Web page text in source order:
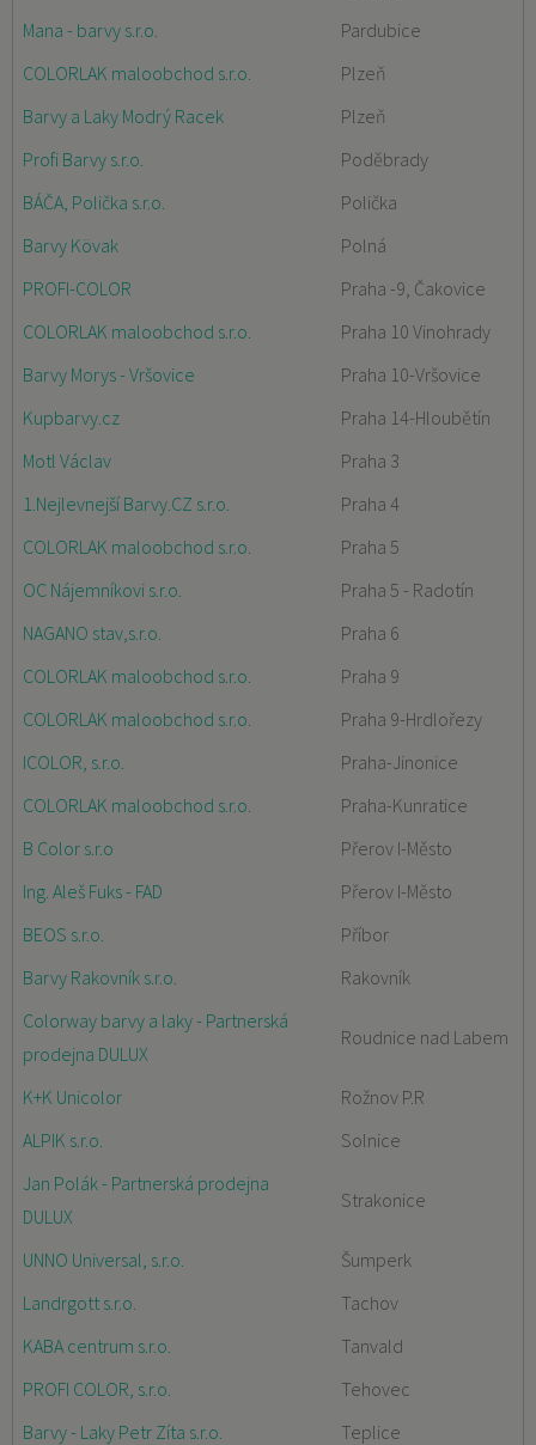
Mana - barvy s.r.o.
Pardubice
COLORLAK maloobchod s.r.o.
Plzeň
Barvy a Laky Modrý Racek
Plzeň
Profi Barvy s.r.o.
Poděbrady
BÁČA, Polička s.r.o.
Polička
Barvy Kövak
Polná
PROFI-COLOR
Praha -9, Čakovice
COLORLAK maloobchod s.r.o.
Praha 10 Vinohrady
Barvy Morys - Vršovice
Praha 10-Vršovice
Kupbarvy.cz
Praha 14-Hloubětín
Motl Václav
Praha 3
1.Nejlevnejší Barvy.CZ s.r.o.
Praha 4
COLORLAK maloobchod s.r.o.
Praha 5
OC Nájemníkovi s.r.o.
Praha 5 - Radotín
NAGANO stav,s.r.o.
Praha 6
COLORLAK maloobchod s.r.o.
Praha 9
COLORLAK maloobchod s.r.o.
Praha 9-Hrdlořezy
ICOLOR, s.r.o.
Praha-Jinonice
COLORLAK maloobchod s.r.o.
Praha-Kunratice
B Color s.r.o
Přerov I-Město
Ing. Aleš Fuks - FAD
Přerov I-Město
BEOS s.r.o.
Příbor
Barvy Rakovník s.r.o.
Rakovník
Colorway barvy a laky - Partnerská
prodejna DULUX
Roudnice nad Labem
K+K Unicolor
Rožnov P.R
ALPIK s.r.o.
Solnice
Jan Polák - Partnerská prodejna
DULUX
Strakonice
UNNO Universal, s.r.o.
Šumperk
Landrgott s.r.o.
Tachov
KABA centrum s.r.o.
Tanvald
PROFI COLOR, s.r.o.
Tehovec
Barvy - Laky Petr Zíta s.r.o.
Teplice